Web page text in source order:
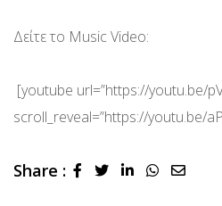
Δείτε το Music Videο:
[youtube url=”https://youtu.be/
scroll_reveal=”https://youtu.be/
Share : LinkedInWhatsapp
Share